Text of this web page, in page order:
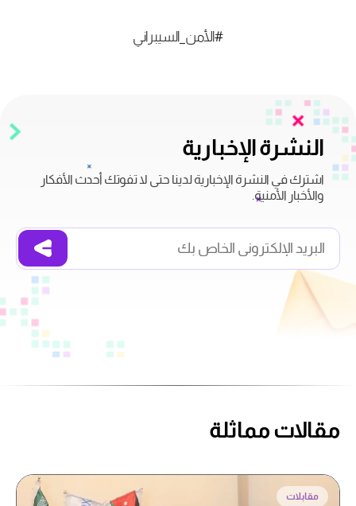
#الأمن_السيبراني
النشرة الإخبارية
اشترك في النشرة الإخبارية لدينا حتى لا تفوتك أحدث الأفكار
والأخبار الأمنية.
مقالات مماثلة
مقابلات